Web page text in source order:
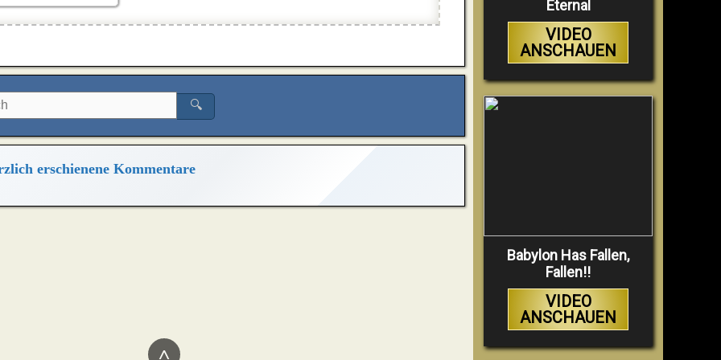
🔍
erschienene Kommentare
Eternal
VIDEO
ANSCHAUEN
Babylon Has Fallen,
Fallen!!
VIDEO
ANSCHAUEN